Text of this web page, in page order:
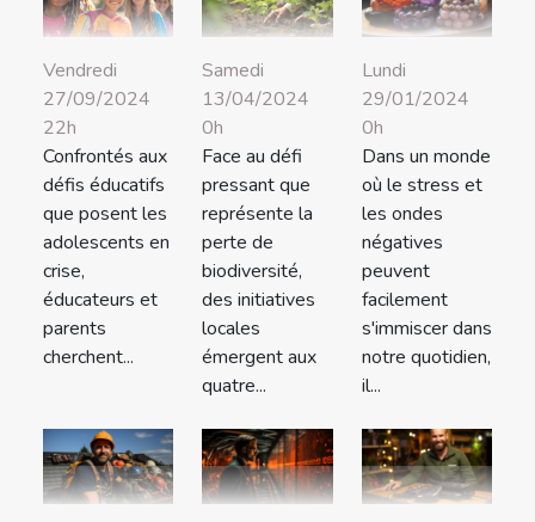
Vendredi
27/09/2024
22h
Confrontés aux
défis éducatifs
que posent les
adolescents en
crise,
éducateurs et
parents
cherchent...
Samedi
13/04/2024
0h
Face au défi
pressant que
représente la
perte de
biodiversité,
des initiatives
locales
émergent aux
quatre...
Lundi
29/01/2024
0h
Dans un monde
où le stress et
les ondes
négatives
peuvent
facilement
s'immiscer dans
notre quotidien,
il...